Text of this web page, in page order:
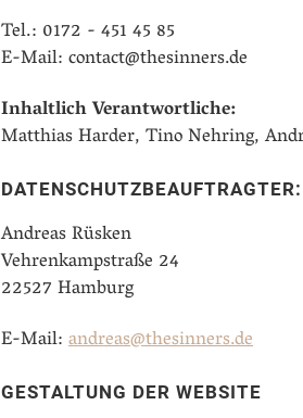
Tel.: 0172 - 451 45 85
E-Mail: contact@thesinners.de
Inhaltlich Verantwortliche:
Matthias Harder, Tino Nehring,
DATENSCHUTZBEAUFTRAGTER:
Andreas Rüsken
Vehrenkampstraße 24
22527 Hamburg
E-Mail:andreas@thesinners.de
GESTALTUNG DER WEBSITE